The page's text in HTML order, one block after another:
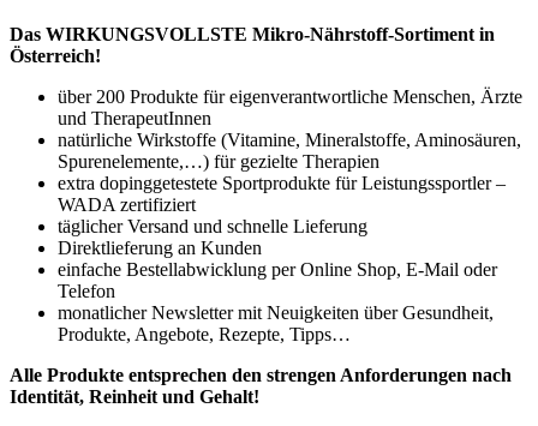
Das WIRKUNGSVOLLSTE Mikro-Nährstoff-Sortiment in
Österreich!
über 200 Produkte für eigenverantwortliche Menschen, Ärzte
und TherapeutInnen
natürliche Wirkstoffe (Vitamine, Mineralstoffe, Aminosäuren,
Spurenelemente,…) für gezielte Therapien
extra dopinggetestete Sportprodukte für Leistungssportler –
WADA zertifiziert
täglicher Versand und schnelle Lieferung
Direktlieferung an Kunden
einfache Bestellabwicklung per Online Shop, E-Mail oder
Telefon
monatlicher Newsletter mit Neuigkeiten über Gesundheit,
Produkte, Angebote, Rezepte, Tipps…
Alle Produkte entsprechen den strengen Anforderungen nach
Identität, Reinheit und Gehalt!